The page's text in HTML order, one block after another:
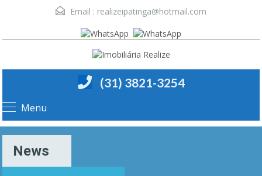
Email : realizeipatinga@hotmail.com
(31) 3821-3254
Menu
News